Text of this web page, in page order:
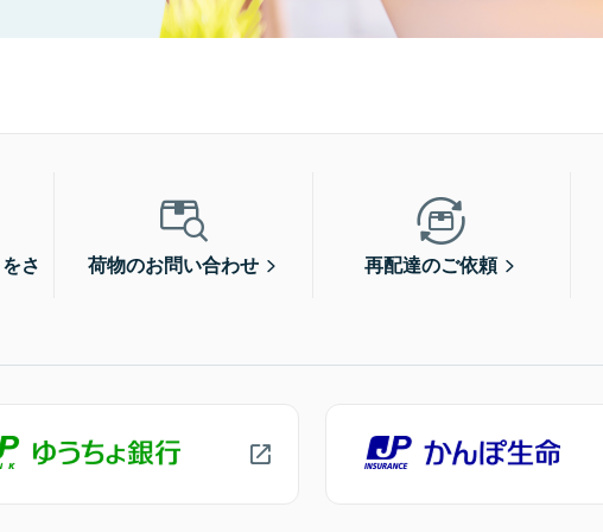
さ
荷物のお問い合わせ 再配達のご依頼